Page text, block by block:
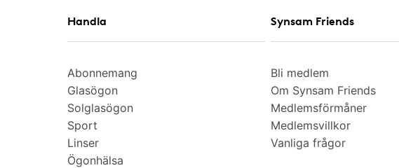
Handla
Abonnemang
Glasögon
Solglasögon
Sport
Linser
Ögonhälsa
Synsam Friends
Bli medlem
Om Synsam Friends
Medlemsförmåner
Medlemsvillkor
Vanliga frågor